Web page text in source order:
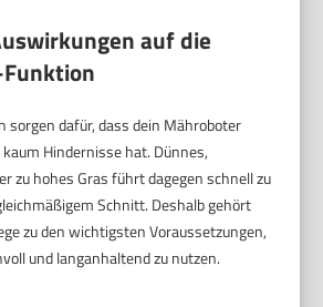
auf die
sorgen dafür, dass dein Mähroboter
Hindernisse hat. Dünnes,
zu hohes Gras führt dagegen schnell zu
Schnitt. Deshalb gehört
zu den wichtigsten Voraussetzungen,
und langanhaltend zu nutzen.